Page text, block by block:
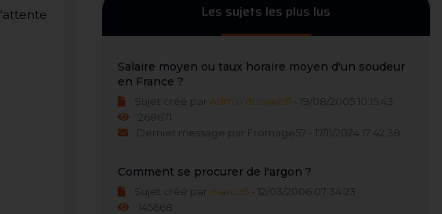
Les sujets les plus lus
Salaire moyen ou taux horaire moyen d'un soudeur
en France ?
Sujet créé par Admin dusweld1 - 19/08/2005 10:15:43
268671
Dernier message par Fromage57 - 17/11/2024 17:42:38
Comment se procurer de l'argon ?
Sujet créé par marco5 - 12/03/2006 07:34:23
145668